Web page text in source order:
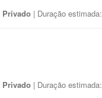
Privado | Duração estimada:
Privado | Duração estimada: